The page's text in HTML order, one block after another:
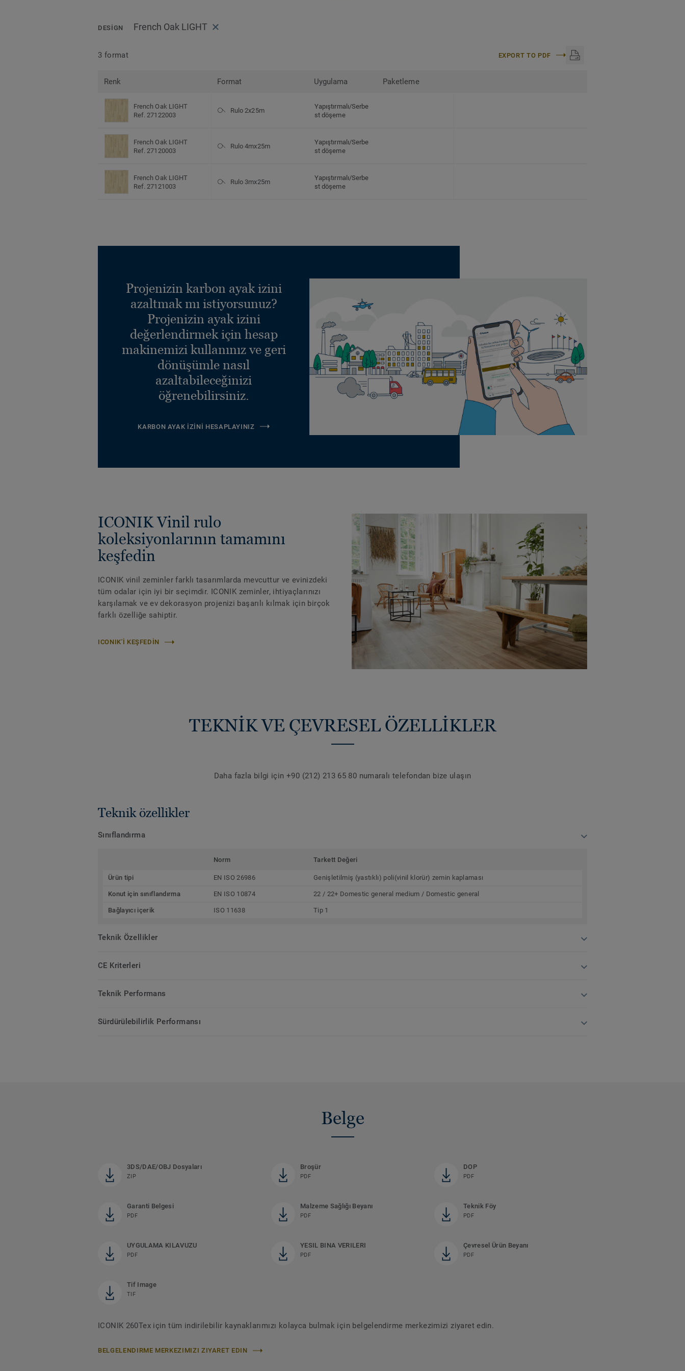
DESIGN French Oak LIGHT
3 format EXPORT TO PDF
Renk Format Uygulama Paketleme
French Oak LIGHT
Ref. 27122003
Rulo 2x25m
Yapıştırmalı/Serbe
st döşeme
French Oak LIGHT
Ref. 27120003
Rulo 4mx25m
Yapıştırmalı/Serbe
st döşeme
French Oak LIGHT
Ref. 27121003
Rulo 3mx25m
Yapıştırmalı/Serbe
st döşeme
Projenizin karbon ayak izini
azaltmak mı istiyorsunuz?
Projenizin ayak izini
değerlendirmek için hesap
makinemizi kullanınız ve geri
dönüşümle nasıl
azaltabileceğinizi
öğrenebilirsiniz.
KARBON AYAK İZINI HESAPLAYINIZ
ICONIK Vinil rulo
koleksiyonlarının tamamını
keşfedin
ICONIK vinil zeminler farklı tasarımlarda mevcuttur ve evinizdeki
tüm odalar için iyi bir seçimdir. ICONIK zeminler, ihtiyaçlarınızı
karşılamak ve ev dekorasyon projenizi başarılı kılmak için birçok
farklı özelliğe sahiptir.
ICONIK'I KEŞFEDIN
TEKNİK VE ÇEVRESEL ÖZELLİKLER
Daha fazla bilgi için +90 (212) 213 65 80 numaralı telefondan bize ulaşın
Teknik özellikler
Sınıflandırma
Norm Tarkett Değeri
Ürün tipi EN ISO 26986 Genişletilmiş (yastıklı) poli(vinil klorür) zemin kaplaması
Konut için sınıflandırma EN ISO 10874 22 / 22+ Domestic general medium / Domestic general
Bağlayıcı içerik ISO 11638 Tip 1
Teknik Özellikler
CE Kriterleri
Teknik Performans
Sürdürülebilirlik Performansı
Belge
3DS/DAE/OBJ Dosyaları
ZIP
Broşür
PDF
DOP
PDF
Garanti Belgesi
PDF
Malzeme Sağlığı Beyanı
PDF
Teknik Föy
PDF
UYGULAMA KILAVUZU
PDF
YESIL BINA VERILERI
PDF
Çevresel Ürün Beyanı
PDF
Tif Image
TIF
ICONIK 260Tex için tüm indirilebilir kaynaklarımızı kolayca bulmak için belgelendirme merkezimizi ziyaret edin.
BELGELENDIRME MERKEZIMIZI ZIYARET EDIN